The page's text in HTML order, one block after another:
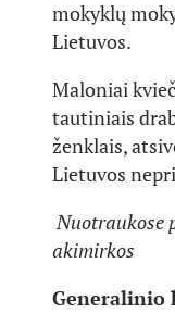
mokyklų
Lietuvos.
Maloniai
tautiniais
ženklais,
Lietuvos
Nuotraukose
akimirkos
Generalinio